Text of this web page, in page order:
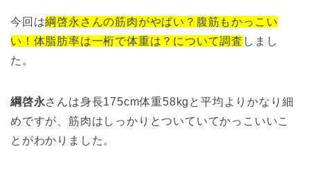
今回は綱啓永さんの筋肉がやばい？腹筋もかっこい
い！体脂肪率は一桁で体重は？について調査 しまし
た。
綱啓永さんは身長175cm体重58kgと平均よりかなり細
めですが、筋肉はしっかりとついていてかっこいいこ
とがわかりました。